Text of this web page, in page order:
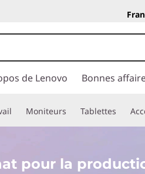
de Lenovo Bonnes
Moniteurs Tablettes
pour la